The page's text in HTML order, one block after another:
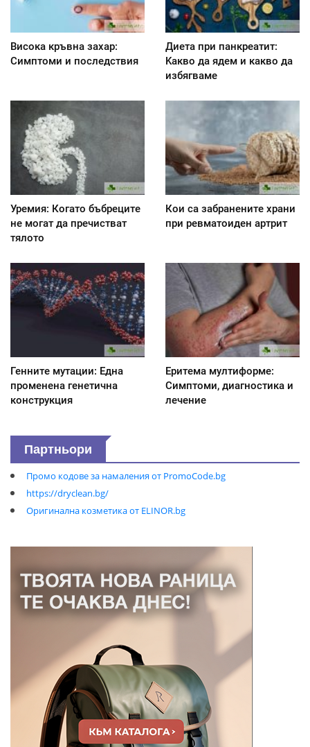
Висока кръвна захар:
Симптоми и последствия
Диета при панкреатит:
Kакво да ядем и какво да
избягваме
Уремия: Когато бъбреците
не могат да пречистват
тялото
Кои са забранените храни
при ревматоиден артрит
Генните мутации: Една
променена генетична
конструкция
Еритема мултиформе:
Симптоми, диагностика и
лечение
Партньори
Промо кодове за намаления от PromoCode.bg
https://dryclean.bg/
Оригинална козметика от ELINOR.bg